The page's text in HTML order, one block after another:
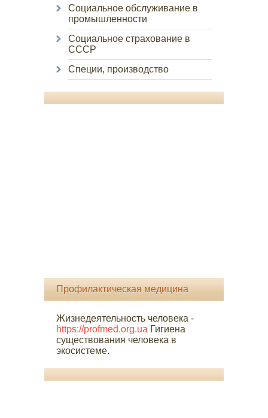
Социальное обслуживание в
промышленности
Социальное страхование в
СССР
Специи, производство
Профилактическая медицина
Жизнедеятельность человека -
https://profmed.org.ua Гигиена
существования человека в
экосистеме.